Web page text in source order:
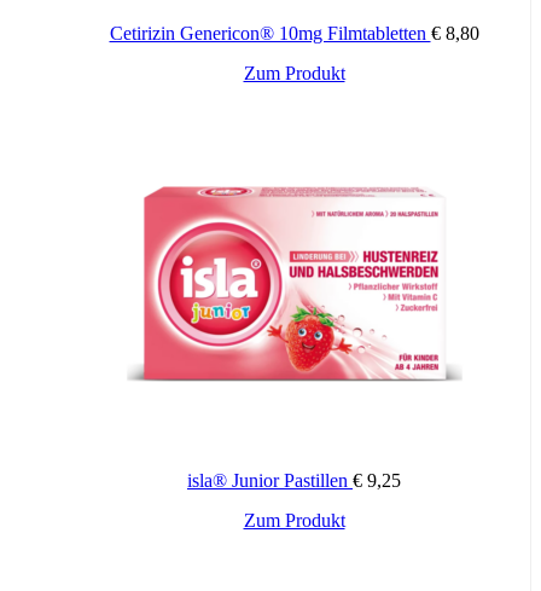
phosphoricum (Homoeopathie), Chamomilla recutita
(Homoeopathie), Magnesium phosphoricum
Wichtige Hinweise:
Zugelassenes Arzneimittel: Zu Risiken und Nebenwirkungen lesen
Sie die Packungsbeilage und fragen Sie Ihren Arzt oder Apotheker.
Die angegebene empfohlene Tagesdosis nicht überschreiten. Für
Kinder unerreichbar aufbewahren.
Cetirizin Genericon® 10mg Filmtabletten €8,80
Zum Produkt
isla® Junior Pastillen € 9,25
Zum Produkt